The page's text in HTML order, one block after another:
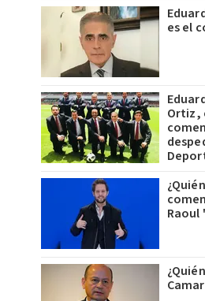
es el
Ortiz,
Raoul